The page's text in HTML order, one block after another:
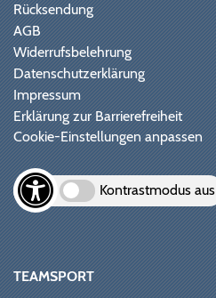
Rücksendung
AGB
Widerrufsbelehrung
Datenschutzerklärung
Impressum
Erklärung zur Barrierefreiheit
Cookie-Einstellungen anpassen
Kontrastmodus aus
TEAMSPORT